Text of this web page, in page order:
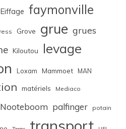
Eiffage faymonville
Grove grue grues
Kiloutou levage
Loxam Mammoet MAN
matériels Mediaco
Nooteboom palfinger potain